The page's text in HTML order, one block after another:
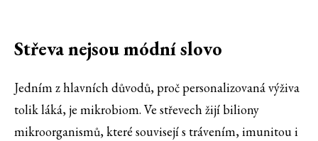
Střeva nejsou módní slovo
Jedním z hlavních důvodů, proč personalizovaná výživa
tolik láká, je mikrobiom. Ve střevech žijí biliony
mikroorganismů, které souvisejí s trávením, imunitou i